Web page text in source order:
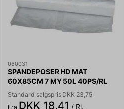
060031
SPANDEPOSER HD MAT
60X85CM 7 MY 50L 40PS/RL
Standard salgspris DKK 23,75
Fra DKK 18,41 / Rl.